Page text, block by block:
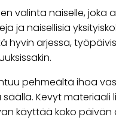
valinta naiselle, joka
ja naisellisia
hyvin arjessa,
pehmeältä ihoa
Kevyt materiaali
käyttää koko päivän